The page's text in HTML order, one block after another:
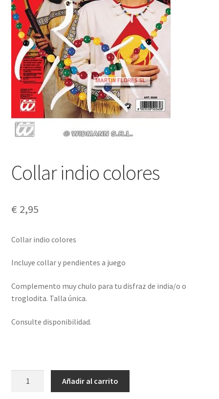
Collar indio colores
€ 2,95
Collar indio colores
Incluye collar y pendientes a juego
Complemento muy chulo para tu disfraz de india/o o
troglodita. Talla única.
Consulte disponibilidad.
Añadir al carrito